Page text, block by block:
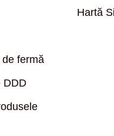
fermă
DDD
Hartă